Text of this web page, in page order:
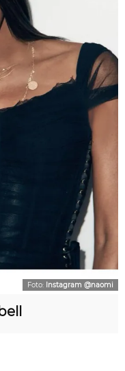
Foto: Instagram @naomi